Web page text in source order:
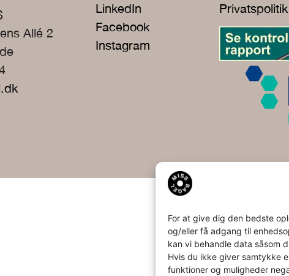
For at give dig den bedste
og/eller få adgang til
kan vi behandle data såsom
Hvis du ikke giver samtykke
funktioner og muligheder
Allé 2
LinkedIn
Facebook
Instagram